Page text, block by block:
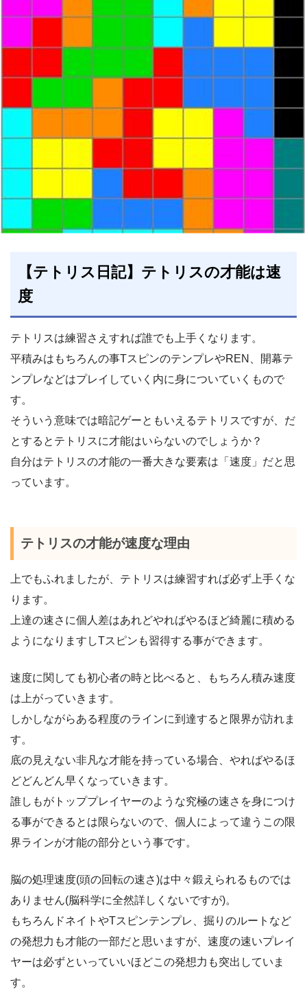
【テトリス日記】テトリスの才能は速
度
テトリスは練習さえすれば誰でも上手くなります。
平積みはもちろんの事TスピンのテンプレやREN、開幕テ
ンプレなどはプレイしていく内に身についていくもので
す。
そういう意味では暗記ゲーともいえるテトリスですが、だ
とするとテトリスに才能はいらないのでしょうか？
自分はテトリスの才能の一番大きな要素は「速度」だと思
っています。
テトリスの才能が速度な理由
上でもふれましたが、テトリスは練習すれば必ず上手くな
ります。
上達の速さに個人差はあれどやればやるほど綺麗に積める
ようになりますしTスピンも習得する事ができます。
速度に関しても初心者の時と比べると、もちろん積み速度
は上がっていきます。
しかしながらある程度のラインに到達すると限界が訪れま
す。
底の見えない非凡な才能を持っている場合、やればやるほ
どどんどん早くなっていきます。
誰しもがトッププレイヤーのような究極の速さを身につけ
る事ができるとは限らないので、個人によって違うこの限
界ラインが才能の部分という事です。
脳の処理速度(頭の回転の速さ)は中々鍛えられるものでは
ありません(脳科学に全然詳しくないですが)。
もちろんドネイトやTスピンテンプレ、掘りのルートなど
の発想力も才能の一部だと思いますが、速度の速いプレイ
ヤーは必ずといっていいほどこの発想力も突出していま
す。